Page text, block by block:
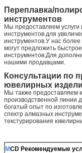
Переплавка/
инструментов
Мы предоставляем
инструментов для
инструментов.У нас
могут предложить
инструментов.Для
нашими продавцами.
Консультации по
ювелирных
Мы также предоставляем
производственной линии
богатый опыт по
спектр алмазных
текстурирования
МCD Рекомендуемые